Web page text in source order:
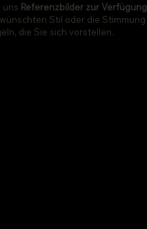
uns Referenzbilder zur Verfügung
Stil oder die Stimmung
die Sie sich vorstellen.